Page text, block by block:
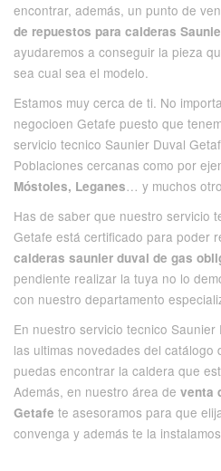
encontrar, además, un punto de
de repuestos para calderas
ayudaremos a conseguir la pieza
sea cual sea el modelo.
Estamos muy cerca de ti. No
negocioen Getafe puesto que
servicio tecnico Saunier Duval
Poblaciones cercanas como por
Móstoles, Leganes… y muchos
Has de saber que nuestro servicio
Getafe está certificado para poder
calderas saunier duval de gas
pendiente realizar la tuya no lo
con nuestro departamento
En nuestro servicio tecnico
las ultimas novedades del catálogo
puedas encontrar la caldera que
Además, en nuestro área de venta
Getafe te asesoramos para que
convenga y además te la